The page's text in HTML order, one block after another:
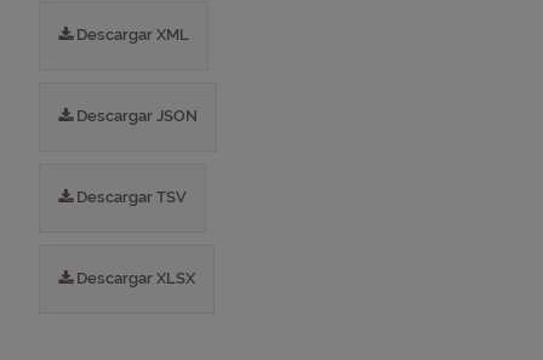
Descargar XML
Descargar JSON
Descargar TSV
Descargar XLSX